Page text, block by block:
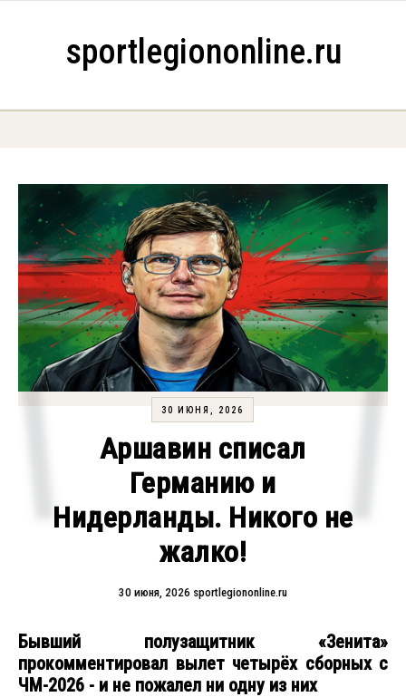
sportlegiononline.ru
30 ИЮНЯ, 2026
Аршавин списал
Германию и
Нидерланды. Никого не
жалко!
30 июня, 2026 sportlegiononline.ru
Бывший полузащитник «Зенита»
прокомментировал вылет четырёх сборных с
ЧМ-2026 - и не пожалел ни одну из них